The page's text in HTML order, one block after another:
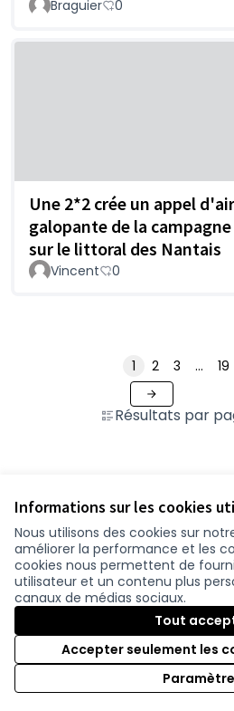
Informations sur les cookies
Nous utilisons des cookies sur
améliorer la performance et les
cookies nous permettent de
utilisateur et un contenu plus
canaux de médias sociaux.
Tout
Accepter seulement les
Braguier 0
Une 2*2 crée un appel
galopante de la
sur le littoral des Nantais
Vincent 0
Résultats par
1 2 3 … 19
Conditions d'utilisation
Paramètres des cookies
participer.loire-atlantique.fr sur
(Nouvelle fenêtre)
participer.loire-atlantique.fr
(Nouvelle fenêtre)
participer.loire-
(Nouvelle fenêtre)
Site réalisé grâce aulogiciel libre